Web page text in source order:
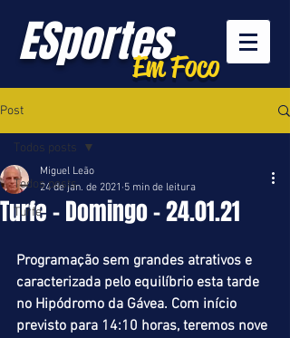
ESportesEm Foco
Post
Todos posts
Turfe
Todos posts
Turfe - Domingo - 24.01.21
Miguel Leão
24 de jan. de 2021 5 min de leitura
Programação sem grandes atrativos e
caracterizada pelo equilíbrio esta tarde
no Hipódromo da Gávea. Com início
previsto para 14:10 horas, teremos nove